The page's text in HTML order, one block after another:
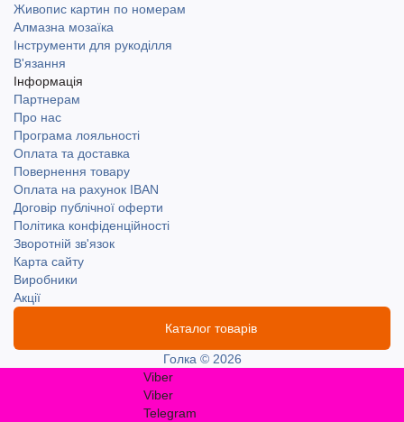
Живопис картин по номерам
Алмазна мозаїка
Інструменти для рукоділля
В'язання
Інформація
Партнерам
Про нас
Програма лояльності
Оплата та доставка
Повернення товару
Оплата на рахунок IBAN
Договір публічної оферти
Політика конфіденційності
Зворотній зв'язок
Карта сайту
Виробники
Акції
Каталог товарів
Голка © 2026
Viber
Viber
Telegram